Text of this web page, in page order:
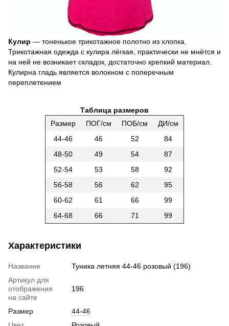
Кулир ― тоненькое трикотажное полотно из хлопка.
Трикотажная одежда с кулира лёгкая, практически не мнётся и
на ней не возникает складок, достаточно крепкий материал.
Кулирна гладь является волокном с поперечным
переплетением
Таблица размеров
Размер
ПОГ/см ПОБ/см
ДИ/см
44-46
46 52
84
48-50
49 54
87
52-54
53 58
92
56-58
56 62
95
60-62
61 66
99
64-68
66 71 99
Характеристики
Название
Туника летняя 44-46 розовый (196)
Артикул для
отображения
на сайте
196
Размер
44-46